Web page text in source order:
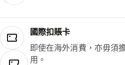
國際扣賬卡
即使在海外消費，亦毋須
用。